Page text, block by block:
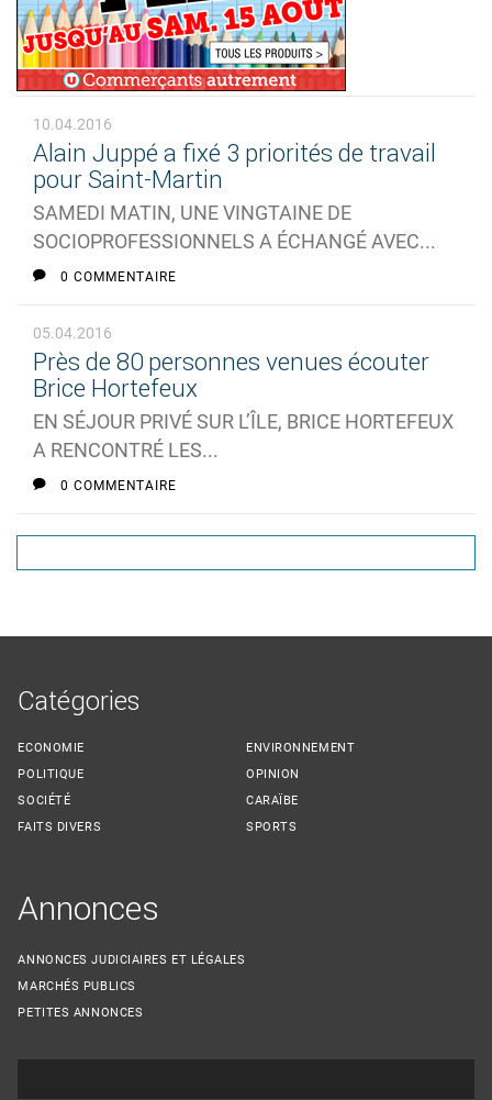
10.04.2016
Alain Juppé a fixé 3 priorités de travail
pour Saint-Martin
SAMEDI MATIN, UNE VINGTAINE DE
SOCIOPROFESSIONNELS A ÉCHANGÉ AVEC...
0 COMMENTAIRE
05.04.2016
Près de 80 personnes venues écouter
Brice Hortefeux
EN SÉJOUR PRIVÉ SUR L’ÎLE, BRICE HORTEFEUX
A RENCONTRÉ LES...
0 COMMENTAIRE
Catégories
ECONOMIE
POLITIQUE
SOCIÉTÉ
FAITS DIVERS
ENVIRONNEMENT
OPINION
CARAÏBE
SPORTS
Annonces
ANNONCES JUDICIAIRES ET LÉGALES
MARCHÉS PUBLICS
PETITES ANNONCES